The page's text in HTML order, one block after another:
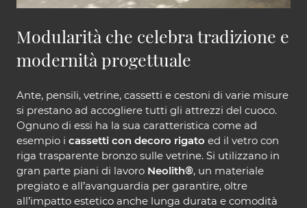
Modularità che celebra tradizione e
modernità progettuale
Ante, pensili, vetrine, cassetti e cestoni di varie misure
si prestano ad accogliere tutti gli attrezzi del cuoco.
Ognuno di essi ha la sua caratteristica come ad
esempio i cassetti con decoro rigato ed il vetro con
riga trasparente bronzo sulle vetrine. Si utilizzano in
gran parte piani di lavoro Neolith®, un materiale
pregiato e all’avanguardia per garantire, oltre
all’impatto estetico anche lunga durata e comodità